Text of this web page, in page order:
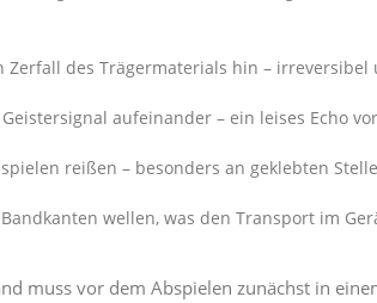
Zerfall des Trägermaterials hin –
aufeinander – ein leises Echo
reißen – besonders an geklebten
wellen, was den Transport im
muss vor dem Abspielen zunächst in